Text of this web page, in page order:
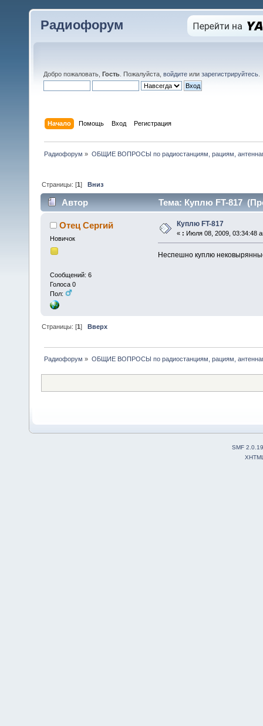
Радиофорум
Добро пожаловать, Гость . Пожалуйста, войдите или зарегистрируйтесь
Начало Помощь Вход Регистрация
Радиофорум » ОБЩИЕ ВОПРОСЫ по радиостанциям, рациям,
Страницы: [1]Вниз
Автор Тема: Куплю FT-817
Отец Сергий
Новичок
Сообщений: 6
Голоса 0
Пол:
Куплю FT-817
« : Июля 08, 2009, 03:34:48
Неспешно куплю
Страницы: [1]Вверх
Радиофорум » ОБЩИЕ ВОПРОСЫ по радиостанциям, рациям,
SMF 2.0.19